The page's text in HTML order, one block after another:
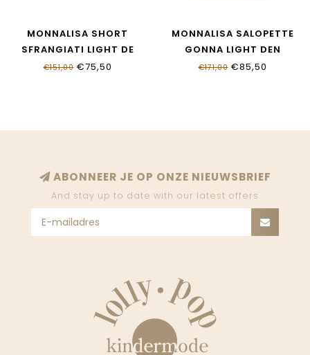
MONNALISA SHORT
SFRANGIATI LIGHT DE
19G416_7013_0062
€151,00€75,50
MONNALISA SALOPETTE
GONNA LIGHT DEN
19G703_7013_0062
€171,00€85,50
ABONNEER JE OP ONZE NIEUWSBRIEF
And stay up to date with our latest offers